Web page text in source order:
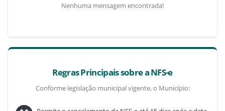
Nenhuma mensagem encontrada!
Regras Principais sobre a NFS-e
Conforme legislação municipal vigente, o Município: